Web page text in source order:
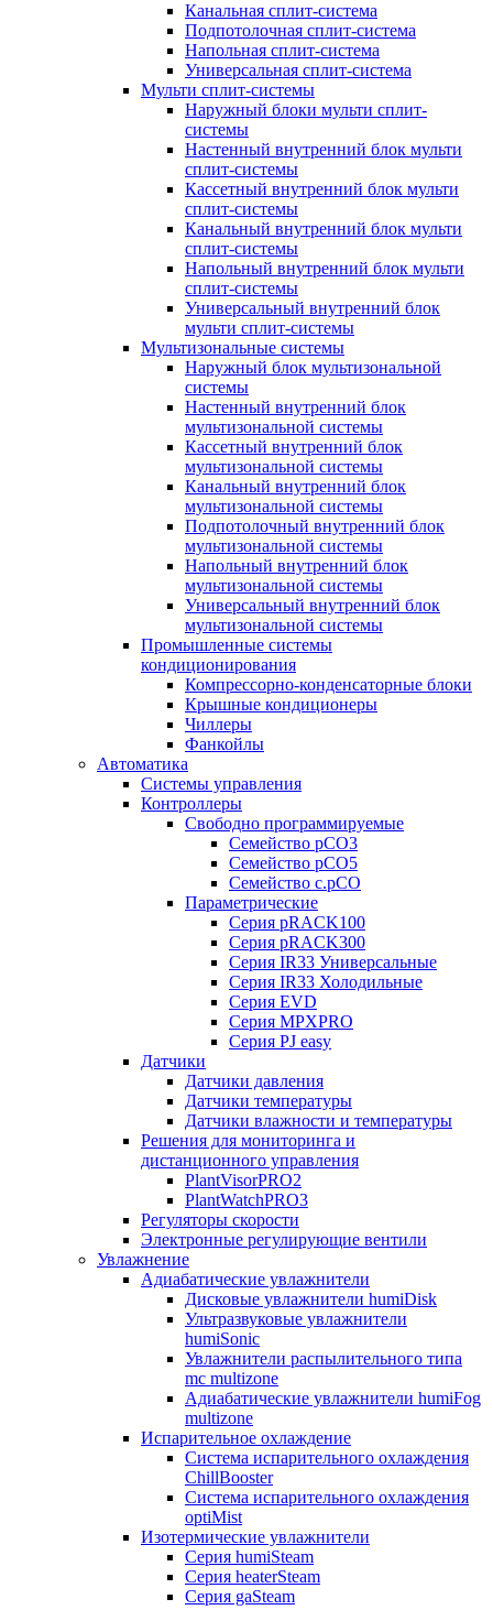
Канальная сплит-система
Подпотолочная сплит-система
Напольная сплит-система
Универсальная сплит-система
Мульти сплит-системы
Наружный блоки мульти сплит-
системы
Настенный внутренний блок мульти
сплит-системы
Кассетный внутренний блок мульти
сплит-системы
Канальный внутренний блок мульти
сплит-системы
Напольный внутренний блок мульти
сплит-системы
Универсальный внутренний блок
мульти сплит-системы
Мультизональные системы
Наружный блок мультизональной
системы
Настенный внутренний блок
мультизональной системы
Кассетный внутренний блок
мультизональной системы
Канальный внутренний блок
мультизональной системы
Подпотолочный внутренний блок
мультизональной системы
Напольный внутренний блок
мультизональной системы
Универсальный внутренний блок
мультизональной системы
Промышленные системы
кондиционирования
Компрессорно-конденсаторные блоки
Крышные кондиционеры
Чиллеры
Фанкойлы
Автоматика
Системы управления
Контроллеры
Свободно программируемые
Семейство pCO3
Семейство pCO5
Семейство c.pCO
Параметрические
Серия pRACK100
Серия pRACK300
Серия IR33 Универсальные
Серия IR33 Холодильные
Серия EVD
Серия MPXPRO
Серия PJ easy
Датчики
Датчики давления
Датчики температуры
Датчики влажности и температуры
Решения для мониторинга и
дистанционного управления
PlantVisorPRO2
PlantWatchPRO3
Регуляторы скорости
Электронные регулирующие вентили
Увлажнение
Адиабатические увлажнители
Дисковые увлажнители humiDisk
Ультразвуковые увлажнители
humiSonic
Увлажнители распылительного типа
mc multizone
Адиабатические увлажнители humiFog
multizone
Испарительное охлаждение
Система испарительного охлаждения
ChillBooster
Система испарительного охлаждения
optiMist
Изотермические увлажнители
Серия humiSteam
Серия heaterSteam
Серия gaSteam